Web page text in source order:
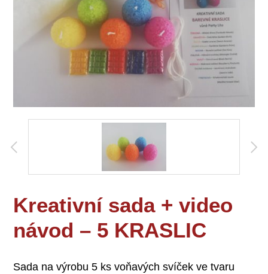
Kreativní sada + video
návod – 5 KRASLIC
Sada na výrobu 5 ks voňavých svíček ve tvaru